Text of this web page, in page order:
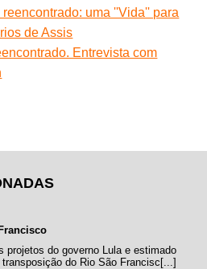
uma ''Vida'' para
de Assis
Entrevista com
projetos do governo Lula e estimado
do Rio São Francisc[...]